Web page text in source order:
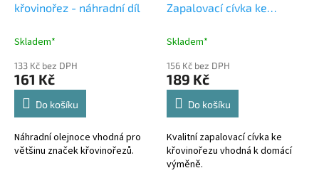
křovinořez - náhradní díl
Skladem*
133 Kč bez DPH
161 Kč
Do košíku
Náhradní olejnoce vhodná pro
většinu značek křovinořezů.
Zapalovací cívka ke
Skladem*
156 Kč bez DPH
189 Kč
Do košíku
Kvalitní zapalovací cívka ke
křovinořezu vhodná k domácí
výměně.